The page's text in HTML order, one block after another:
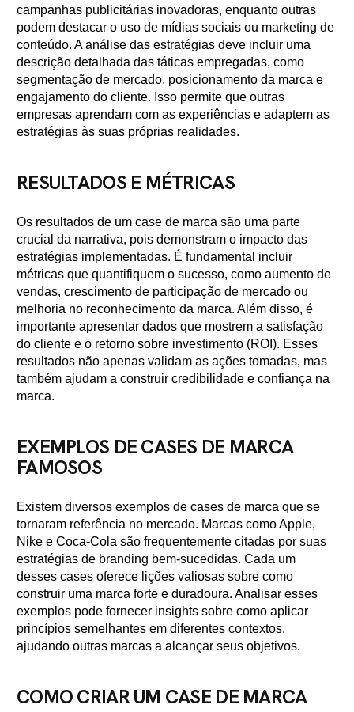
campanhas publicitárias inovadoras, enquanto outras
podem destacar o uso de mídias sociais ou marketing de
conteúdo. A análise das estratégias deve incluir uma
descrição detalhada das táticas empregadas, como
segmentação de mercado, posicionamento da marca e
engajamento do cliente. Isso permite que outras
empresas aprendam com as experiências e adaptem as
estratégias às suas próprias realidades.
RESULTADOS E MÉTRICAS
Os resultados de um case de marca são uma parte
crucial da narrativa, pois demonstram o impacto das
estratégias implementadas. É fundamental incluir
métricas que quantifiquem o sucesso, como aumento de
vendas, crescimento de participação de mercado ou
melhoria no reconhecimento da marca. Além disso, é
importante apresentar dados que mostrem a satisfação
do cliente e o retorno sobre investimento (ROI). Esses
resultados não apenas validam as ações tomadas, mas
também ajudam a construir credibilidade e confiança na
marca.
EXEMPLOS DE CASES DE MARCA
FAMOSOS
Existem diversos exemplos de cases de marca que se
tornaram referência no mercado. Marcas como Apple,
Nike e Coca-Cola são frequentemente citadas por suas
estratégias de branding bem-sucedidas. Cada um
desses cases oferece lições valiosas sobre como
construir uma marca forte e duradoura. Analisar esses
exemplos pode fornecer insights sobre como aplicar
princípios semelhantes em diferentes contextos,
ajudando outras marcas a alcançar seus objetivos.
COMO CRIAR UM CASE DE MARCA